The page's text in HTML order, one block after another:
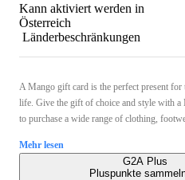
Kann aktiviert werden in
Österreich
Länderbeschränkungen
A Mango gift card is the perfect present
life. Give the gift of choice and style with
to purchase a wide range of clothing,
Mehr lesen
G2A Plus
Pluspunkte